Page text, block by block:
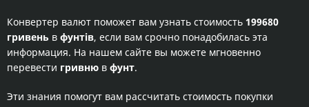
Конвертер валют поможет вам узнать стоимость 199680
гривень в фунтів, если вам срочно понадобилась эта
информация. На нашем сайте вы можете мгновенно
перевести гривню в фунт.
Эти знания помогут вам рассчитать стоимость покупки